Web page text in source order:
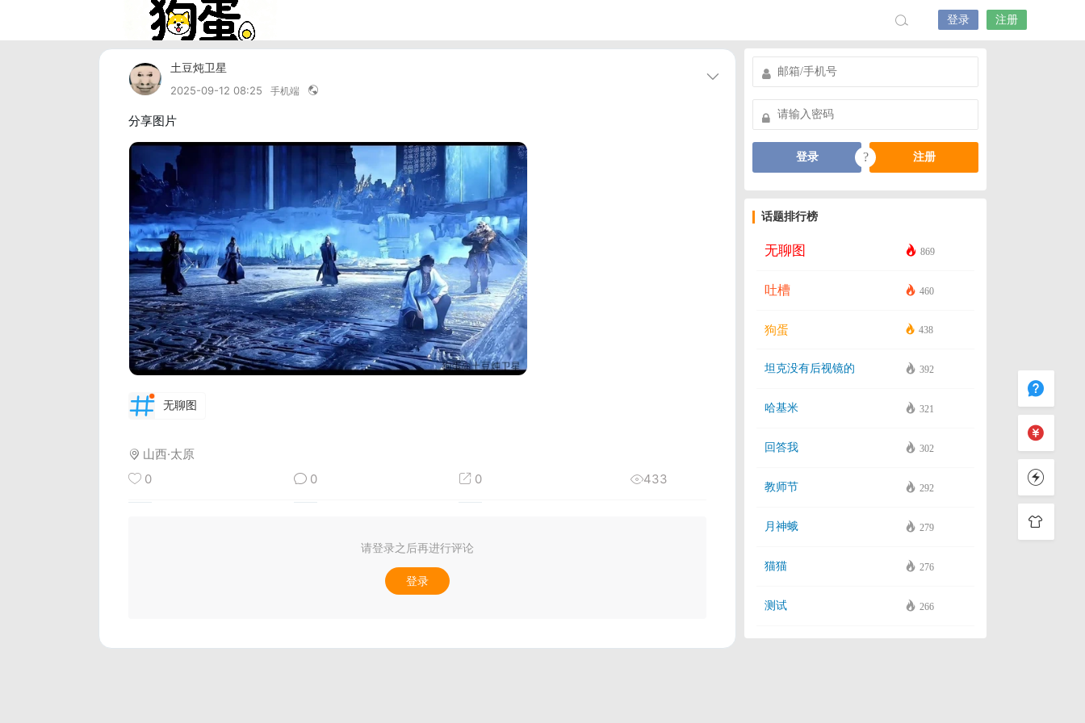
登录 注册
土豆炖卫星
2025-09-12 08:25 手机端
分享图片
无聊图
山西·太原
0
0 0 433
请登录之后再进行评论
登录
登录 ? 注册
话题排行榜
无聊图 869
吐槽 460
狗蛋 438
坦克没有后视镜的 392
哈基米 321
回答我 302
教师节 292
月神蛾 279
猫猫 276
测试 266